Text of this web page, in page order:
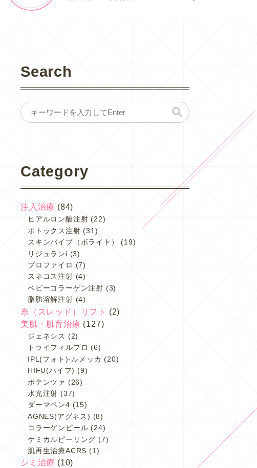
Search
Category
注入治療 (84)
ヒアルロン酸注射 (22)
ボトックス注射 (31)
スキンバイブ（ボライト）
(19)
リジュランi (3)
プロファイロ (7)
スネコス注射 (4)
ベビーコラーゲン注射 (3)
脂肪溶解注射 (4)
糸（スレッド）リフト
(2)
美肌・肌育治療 (127)
ジェネシス (2)
トライフィルプロ (6)
IPL(フォト)-ルメッカ (20)
HIFU(ハイフ) (9)
ポテンツァ (26)
水光注射 (37)
ダーマペン4 (15)
AGNES(アグネス) (8)
コラーゲンピール (24)
ケミカルピーリング (7)
肌再生治療ACRS (1)
シミ治療 (10)